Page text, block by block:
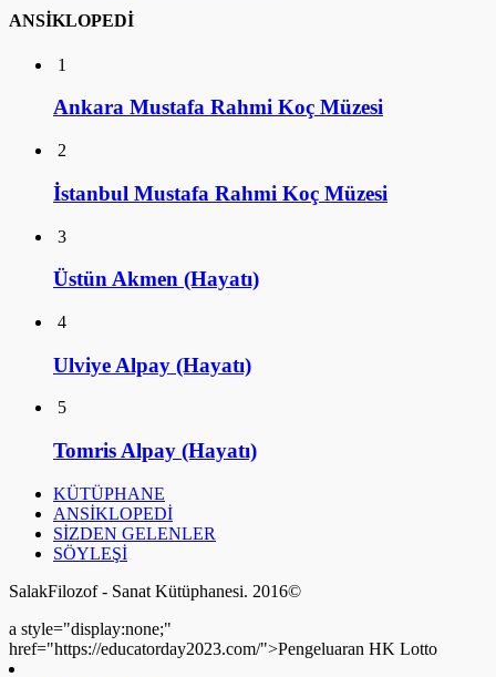
ANSİKLOPEDİ
1
Ankara Mustafa Rahmi Koç Müzesi
2
İstanbul Mustafa Rahmi Koç Müzesi
3
Üstün Akmen (Hayatı)
4
Ulviye Alpay (Hayatı)
5
Tomris Alpay (Hayatı)
KÜTÜPHANE
ANSİKLOPEDİ
SİZDEN GELENLER
SÖYLEŞİ
SalakFilozof - Sanat Kütüphanesi. 2016©
a style="display:none;"
href="https://educatorday2023.com/">Pengeluaran HK Lotto